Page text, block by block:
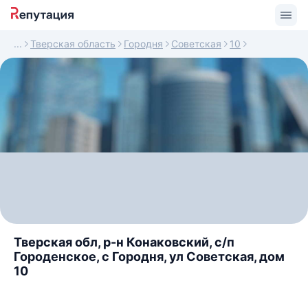
Тверская область Городня Советская 10
Тверская обл, р-н Конаковский, с/п
Городенское, с Городня, ул Советская, дом
10